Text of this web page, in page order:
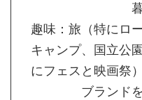
趣味：旅（特にロ
キャンプ、国立公
にフェスと映画祭
ブランド